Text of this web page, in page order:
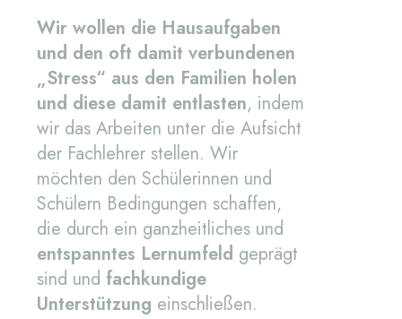
Wir wollen die Hausaufgaben
und den oft damit verbundenen
„Stress“ aus den Familien holen
und diese damit entlasten, indem
wir das Arbeiten unter die Aufsicht
der Fachlehrer stellen. Wir
möchten den Schülerinnen und
Schülern Bedingungen schaffen,
die durch ein ganzheitliches und
entspanntes Lernumfeld geprägt
sind und fachkundige
Unterstützung einschließen.